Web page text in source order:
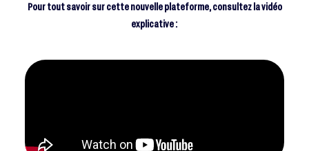
Pour tout savoir sur cette nouvelle plateforme, consultez la vidéo
explicative :